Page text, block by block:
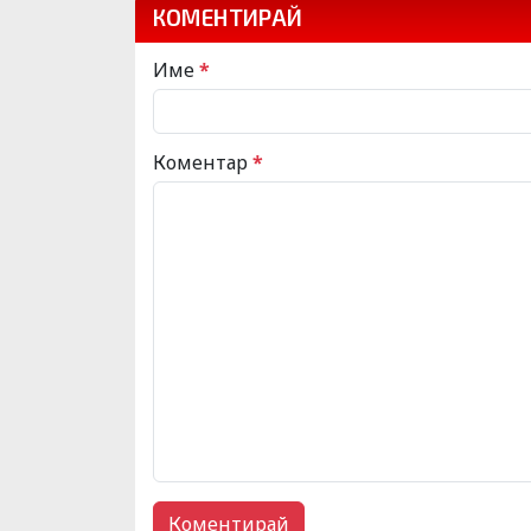
КОМЕНТИРАЙ
Име*
Коментар*